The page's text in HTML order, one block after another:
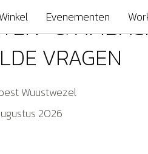
Winkel Evenementen
&
VRAGEN
Wuustwezel
2026